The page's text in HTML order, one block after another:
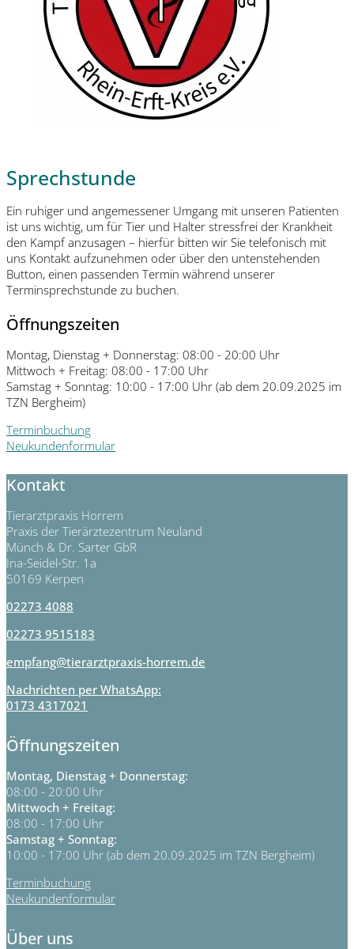
Sprechstunde
Ein ruhiger und angemessener Umgang mit unseren Patienten
ist uns wichtig, um für Tier und Halter stressfrei der Krankheit
den Kampf anzusagen – hierfür bitten wir Sie telefonisch mit
uns Kontakt aufzunehmen oder über den untenstehenden
Button, einen passenden Termin während unserer
Terminsprechstunde zu buchen.
Öffnungszeiten
Montag, Dienstag + Donnerstag: 08:00 - 20:00 Uhr
Mittwoch + Freitag: 08:00 - 17:00 Uhr
Samstag + Sonntag: 10:00 - 17:00 Uhr (ab dem 20.09.2025 im
TZN Bergheim)
Terminbuchung
Neukundenformular
Kontakt
Tierarztpraxis Horrem
Praxis der Tierärztezentrum Neuland
Münch & Dr. Sarter GbR
Ina-Seidel-Str. 1a
50169 Kerpen
02273 4088
02273 9515183
empfang@tierarztpraxis-horrem.de
Nachrichten per WhatsApp:
0173 4317021
Öffnungszeiten
Montag, Dienstag + Donnerstag:
08:00 - 20:00 Uhr
Mittwoch + Freitag:
08:00 - 17:00 Uhr
Samstag + Sonntag:
10:00 - 17:00 Uhr (ab dem 20.09.2025 im TZN Bergheim)
Terminbuchung
Neukundenformular
Über uns